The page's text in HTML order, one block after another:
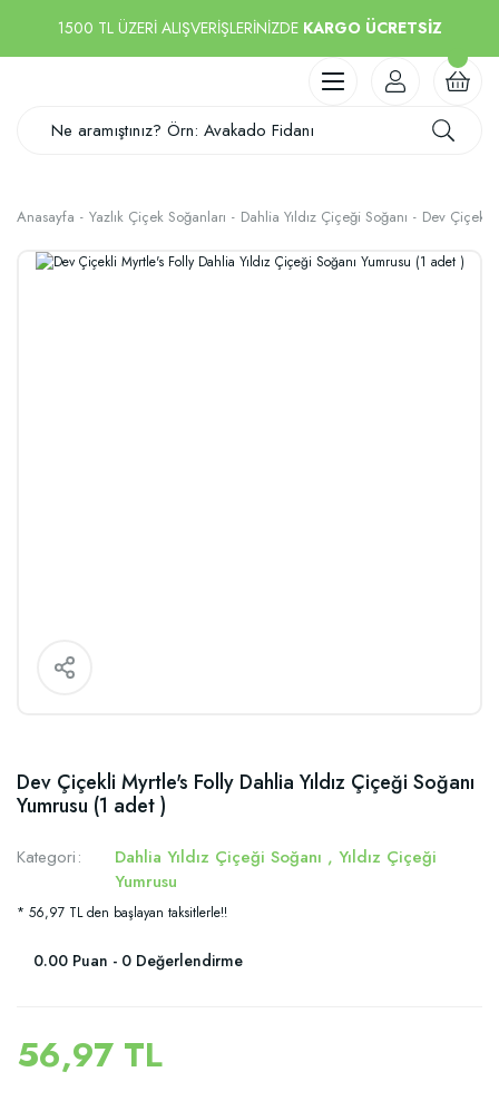
1500 TL ÜZERİ ALIŞVERİŞLERİNİZDE KARGO ÜCRETSİZ
Anasayfa Yazlık Çiçek Soğanları Dahlia Yıldız Çiçeği Soğanı Dev Çiçekli
Dev Çiçekli Myrtle's Folly Dahlia Yıldız Çiçeği Soğanı
Yumrusu (1 adet )
Kategori Dahlia Yıldız Çiçeği Soğanı ,Yıldız Çiçeği
Yumrusu
* 56,97 TL den başlayan taksitlerle!!
0.00 Puan - 0 Değerlendirme
56,97 TL